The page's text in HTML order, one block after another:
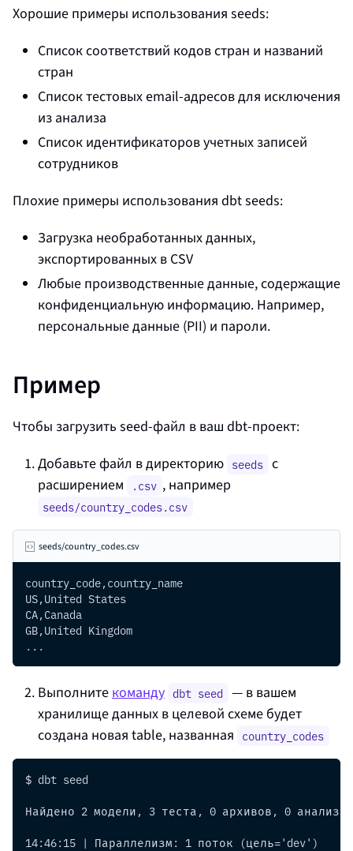
Хорошие примеры использования seeds:
Список соответствий кодов стран и названий
стран
Список тестовых email-адресов для исключения
из анализа
Список идентификаторов учетных записей
сотрудников
Плохие примеры использования dbt seeds:
Загрузка необработанных данных,
экспортированных в CSV
Любые производственные данные, содержащие
конфиденциальную информацию. Например,
персональные данные (PII) и пароли.
Пример
Чтобы загрузить seed-файл в ваш dbt‑проект:
Добавьте файл в директорию seeds с
расширением
.csv , например
seeds/country_codes.csv
seeds/country_codes.csv
country_code,country_name
US,United States
CA,Canada
GB,United Kingdom
...
Выполните команду dbt seed — в вашем
хранилище данных в целевой схеме будет
создана новая table, названная country_codes
$ dbt seed
Найдено 2 модели, 3 теста, 0 архивов, 0
14:46:15 | Параллелизм: 1 поток (цель='dev')